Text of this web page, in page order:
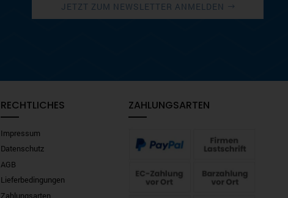
JETZT ZUM NEWSLETTER ANMELDEN
RECHTLICHES
Impressum
Datenschutz
AGB
Lieferbedingungen
Zahlungsarten
ZAHLUNGSARTEN